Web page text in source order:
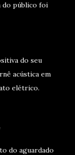
do público foi
do seu
acústica em
elétrico.
do aguardado